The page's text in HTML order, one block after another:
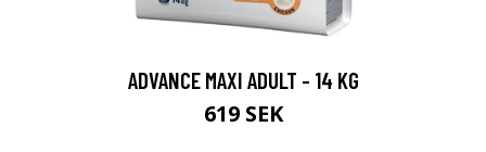
ADVANCE MAXI ADULT - 14 KG
619 SEK